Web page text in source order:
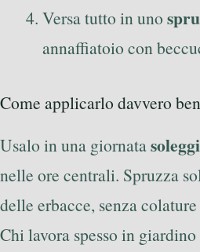
Versa tutto in uno
annaffiatoio con
Come applicarlo davvero
Usalo in una giornata
nelle ore centrali. Spruzza
delle erbacce, senza
Chi lavora spesso in